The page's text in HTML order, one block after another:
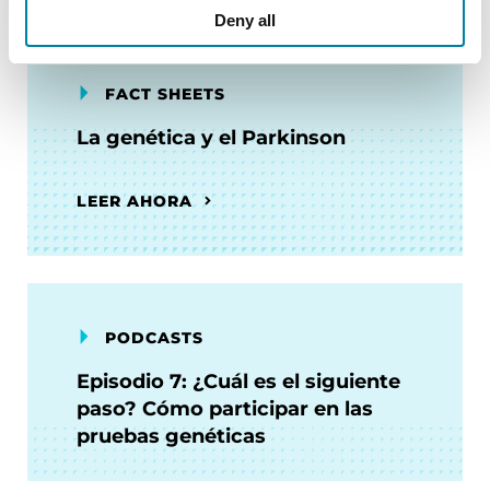
Deny all
FACT SHEETS
La genética y el Parkinson
LEER AHORA
PODCASTS
Episodio 7: ¿Cuál es el siguiente
paso? Cómo participar en las
pruebas genéticas